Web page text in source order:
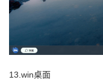
13.win桌面